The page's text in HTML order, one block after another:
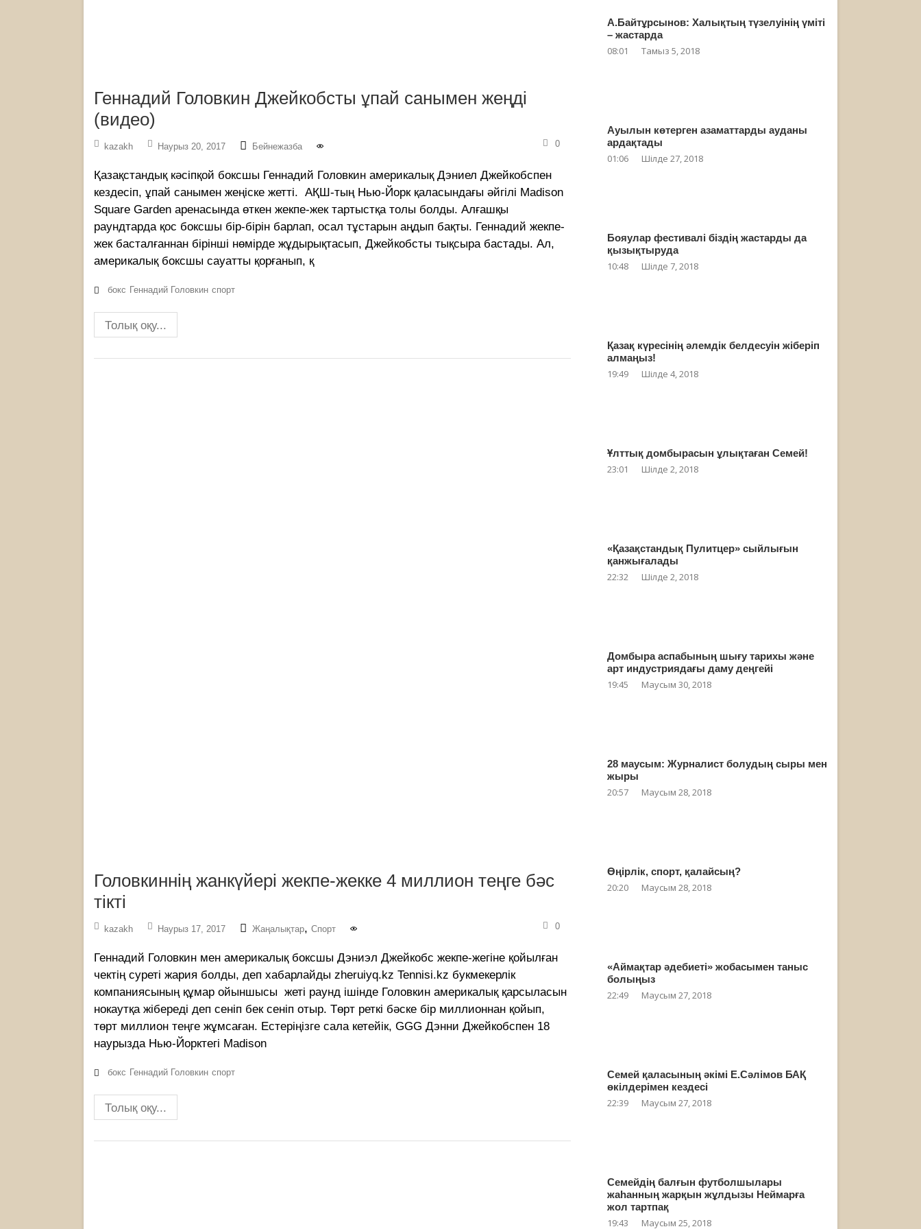
Геннадий Головкин Джейкобсты ұпай санымен жеңді
(видео)
kazakh Наурыз 20, 2017 Бейнежазба 0
Қазақстандық кәсіпқой боксшы Геннадий Головкин америкалық Дэниел Джейкобспен
кездесіп, ұпай санымен жеңіске жетті. АҚШ-тың Нью-Йорк қаласындағы әйгілі Madison
Square Garden аренасында өткен жекпе-жек тартыстқа толы болды. Алғашқы
раундтарда қос боксшы бір-бірін барлап, осал тұстарын аңдып бақты. Геннадий жекпе-
жек басталғаннан бірінші нөмірде жұдырықтасып, Джейкобсты тықсыра бастады. Ал,
америкалық боксшы сауатты қорғанып, қ
бокс Геннадий Головкин спорт
Толық оқу...
Головкиннің жанкүйері жекпе-жекке 4 миллион теңге бәс
тікті
kazakh Наурыз 17, 2017 Жаңалықтар, Спорт 0
Геннадий Головкин мен америкалық боксшы Дэниэл Джейкобс жекпе-жегіне қойылған
чектің суреті жария болды, деп хабарлайды zheruiyq.kz Tennisi.kz букмекерлік
компаниясының құмар ойыншысы жеті раунд ішінде Головкин америкалық қарсыласын
нокаутқа жібереді деп сеніп бек сеніп отыр. Төрт реткі бәске бір миллионнан қойып,
төрт миллион теңге жұмсаған. Естеріңізге сала кетейік, GGG Дэнни Джейкобспен 18
наурызда Нью-Йорктегі Madison
бокс Геннадий Головкин спорт
Толық оқу...
А.Байтұрсынов: Халықтың түзелуінің үміті
– жастарда
08:01 Тамыз 5, 2018
Ауылын көтерген азаматтарды ауданы
ардақтады
01:06 Шілде 27, 2018
Бояулар фестивалі біздің жастарды да
қызықтыруда
10:48 Шілде 7, 2018
Қазақ күресінің әлемдік белдесуін жіберіп
алмаңыз!
19:49 Шілде 4, 2018
Ұлттық домбырасын ұлықтаған Семей!
23:01 Шілде 2, 2018
«Қазақстандық Пулитцер» сыйлығын
қанжығалады
22:32 Шілде 2, 2018
Домбыра аспабының шығу тарихы және
арт индустриядағы даму деңгейі
19:45 Маусым 30, 2018
28 маусым: Журналист болудың сыры мен
жыры
20:57 Маусым 28, 2018
Өңірлік, спорт, қалайсың?
20:20 Маусым 28, 2018
«Аймақтар әдебиеті» жобасымен таныс
болыңыз
22:49 Маусым 27, 2018
Семей қаласының әкімі Е.Сәлімов БАҚ
өкілдерімен кездесі
22:39 Маусым 27, 2018
Семейдің балғын футболшылары
жаһанның жарқын жұлдызы Неймарға
жол тартпақ
19:43 Маусым 25, 2018